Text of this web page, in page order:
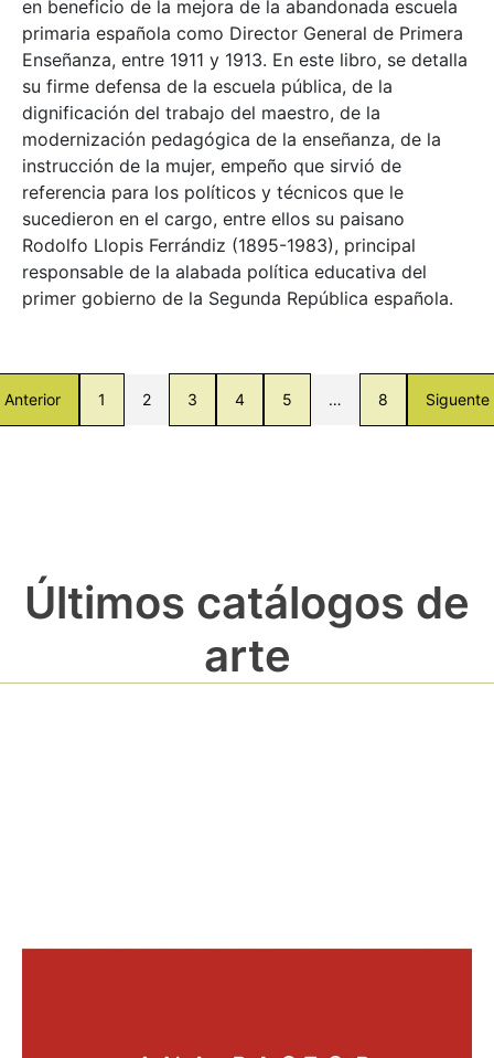
en beneficio de la mejora de la abandonada escuela
primaria española como Director General de Primera
Enseñanza, entre 1911 y 1913. En este libro, se detalla
su firme defensa de la escuela pública, de la
dignificación del trabajo del maestro, de la
modernización pedagógica de la enseñanza, de la
instrucción de la mujer, empeño que sirvió de
referencia para los políticos y técnicos que le
sucedieron en el cargo, entre ellos su paisano
Rodolfo Llopis Ferrándiz (1895-1983), principal
responsable de la alabada política educativa del
primer gobierno de la Segunda República española.
Anterior 1 2 3 4 5 … 8 Siguente
Últimos catálogos de
arte